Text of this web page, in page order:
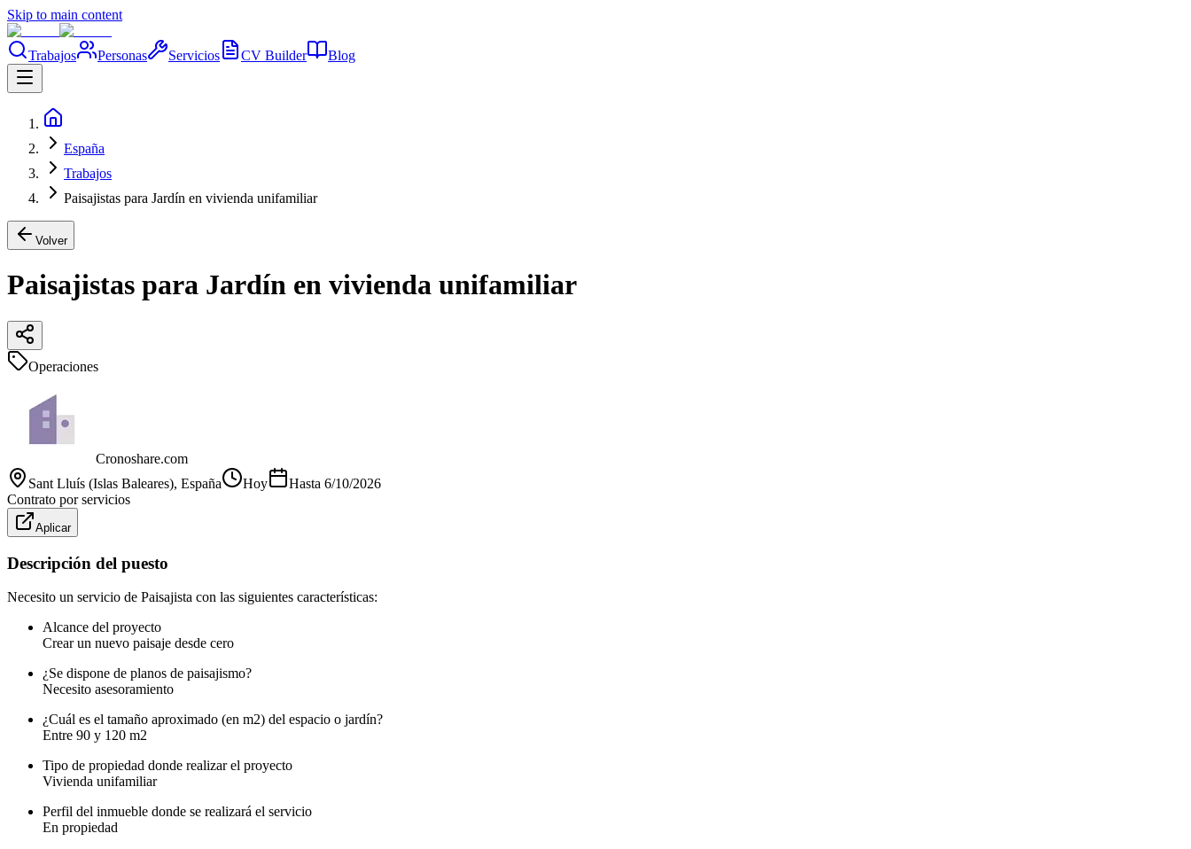
Skip to main content
Trabajos Personas Servicios CV Builder Blog
España
Trabajos
Paisajistas para Jardín en vivienda unifamiliar
Volver
Paisajistas para Jardín en vivienda unifamiliar
Operaciones
Cronoshare.com
Sant Lluís (Islas Baleares), España Hoy Hasta 6/10/2026
Contrato por servicios
Aplicar
Descripción del puesto
Necesito un servicio de Paisajista con las siguientes características:
Alcance del proyecto
Crear un nuevo paisaje desde cero
¿Se dispone de planos de paisajismo?
Necesito asesoramiento
¿Cuál es el tamaño aproximado (en m2) del espacio o jardín?
Entre 90 y 120 m2
Tipo de propiedad donde realizar el proyecto
Vivienda unifamiliar
Perfil del inmueble donde se realizará el servicio
En propiedad